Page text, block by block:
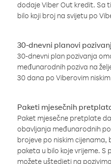
dodaje Viber Out kredit. Sa
bilo koji broj na svijetu po
30-dnevni planovi
30-dnevni plan pozivanja
međunarodnih poziva na
30 dana po Viberovim
Paketi mjesečnih
Paket mjesečne pretplate
obavljanja međunarodnih
brojeve po niskim cijenama,
paketa u bilo koje vrijeme.
možete uštedjeti na